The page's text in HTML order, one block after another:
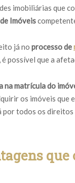
imobiliárias que
Imóveis
já no processo de
possível que a
na matrícula do
os imóveis que
todos os direitos